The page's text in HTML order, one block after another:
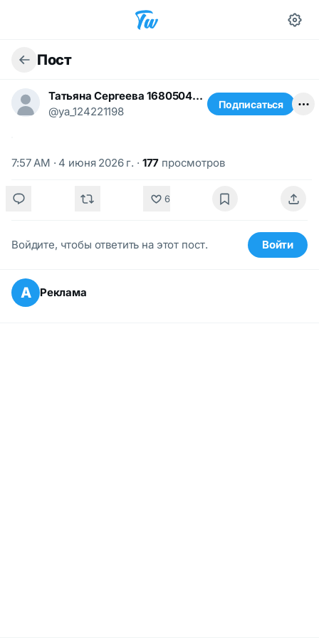
Пост
Татьяна Сергеева 1680504858
@ya_124221198
Подписаться
7:57 AM · 4 июня 2026 г. · 177 просмотров
6
Войдите, чтобы ответить на этот пост. Войти
А Реклама